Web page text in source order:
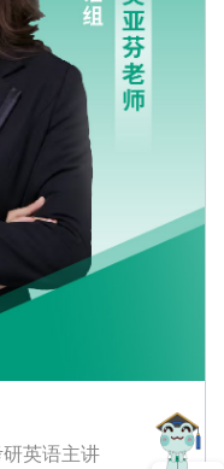
英语主讲